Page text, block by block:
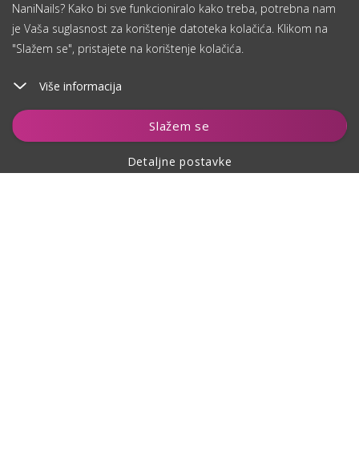
NaniNails? Kako bi sve funkcioniralo kako treba, potrebna nam
je Vaša suglasnost za korištenje datoteka kolačića. Klikom na
"Slažem se", pristajete na korištenje kolačića.
Više informacija
Slažem se
Detaljne postavke
Dodaj u košaricu